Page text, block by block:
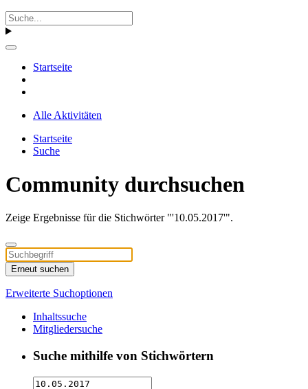
Startseite
Alle Aktivitäten
Startseite
Suche
Community durchsuchen
Zeige Ergebnisse für die Stichwörter "'10.05.2017'".
Erneut suchen
Erweiterte Suchoptionen
Inhaltssuche
Mitgliedersuche
Suche mithilfe von Stichwörtern